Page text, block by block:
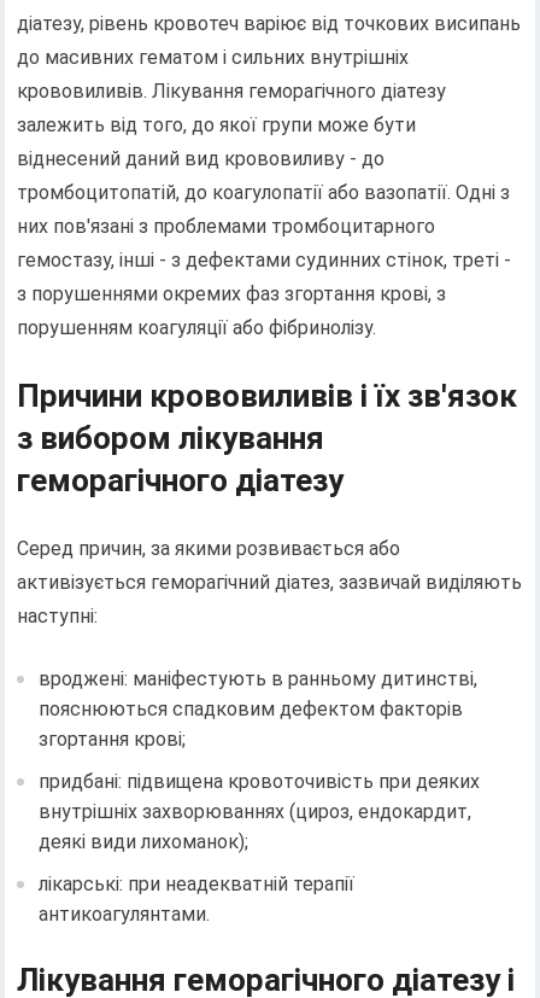
діатезу, рівень кровотеч варіює від точкових висипань
до масивних гематом і сильних внутрішніх
крововиливів. Лікування геморагічного діатезу
залежить від того, до якої групи може бути
віднесений даний вид крововиливу - до
тромбоцитопатій, до коагулопатії або вазопатії. Одні з
них пов'язані з проблемами тромбоцитарного
гемостазу, інші - з дефектами судинних стінок, треті -
з порушеннями окремих фаз згортання крові, з
порушенням коагуляції або фібринолізу.
Причини крововиливів і їх зв'язок
з вибором лікування
геморагічного діатезу
Серед причин, за якими розвивається або
активізується геморагічний діатез, зазвичай виділяють
наступні:
вроджені: маніфестують в ранньому дитинстві,
пояснюються спадковим дефектом факторів
згортання крові;
придбані: підвищена кровоточивість при деяких
внутрішніх захворюваннях (цироз, ендокардит,
деякі види лихоманок);
лікарські: при неадекватній терапії
антикоагулянтами.
Лікування геморагічного діатезу і